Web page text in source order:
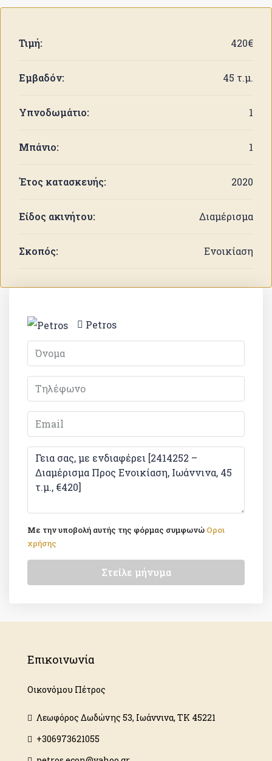
Τιμή: 420€
Εμβαδόν: 45 τ.μ.
Υπνοδωμάτιο: 1
Μπάνιο: 1
Έτος κατασκευής: 2020
Είδος ακινήτου: Διαμέρισμα
Σκοπός: Ενοικίαση
Petros
Με την υποβολή αυτής της φόρμας συμφωνώ Οροι
χρήσης
Στείλε μήνυμα
Επικοινωνία
Οικονόμου Πέτρος
Λεωφόρος Δωδώνης 53, Ιωάννινα, ΤΚ 45221
+306973621055